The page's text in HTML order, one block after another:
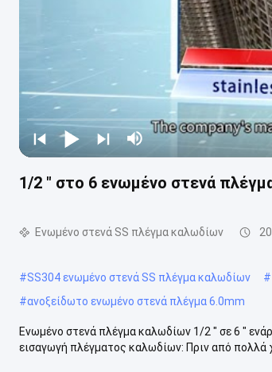
1/2 ″ στο 6 ενωμένο στενά
Ενωμένο στενά SS πλέγμα καλωδίων
#SS304 ενωμένο στενά SS πλέγμα καλωδίων #
#ανοξείδωτο ενωμένο στενά πλέγμα 6.0mm
Ενωμένο στενά πλέγμα καλωδίων 1/2 ″ σε 6 ″
εισαγωγή πλέγματος καλωδίων: Πριν από πολλά